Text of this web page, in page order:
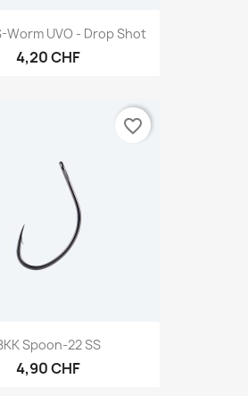
Worm UVO - Drop Shot
4,20 CHF
Spoon-22 SS
4,90 CHF
favorite_border